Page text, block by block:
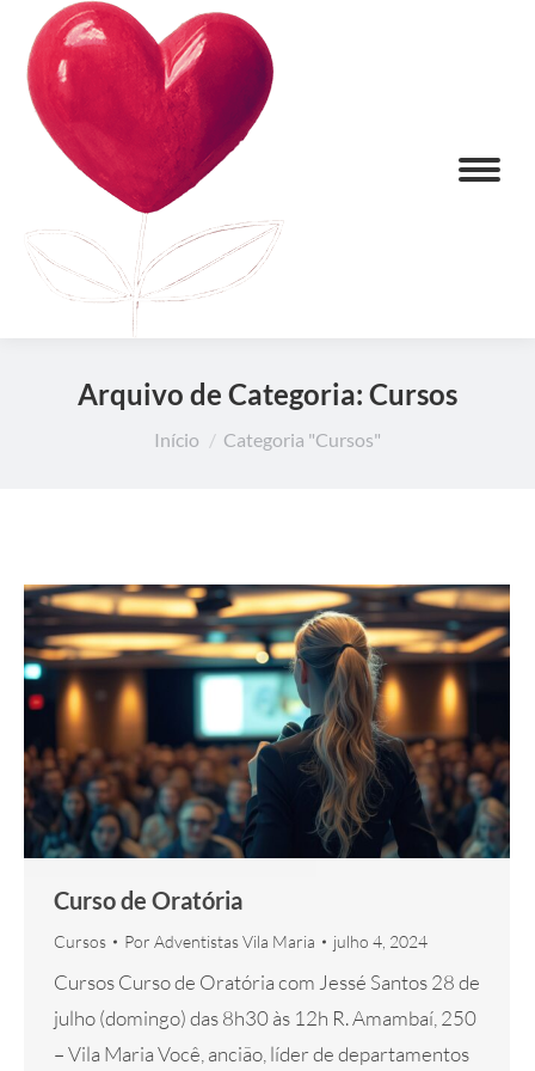
Arquivo de Categoria: Cursos
Você está aqui:
Início Categoria "Cursos"
Curso de Oratória
Cursos Por Adventistas Vila Maria julho 4, 2024
Cursos Curso de Oratória com Jessé Santos 28 de
julho (domingo) das 8h30 às 12h R. Amambaí, 250
– Vila Maria Você, ancião, líder de departamentos